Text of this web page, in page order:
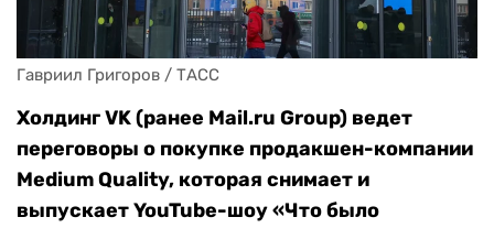
Гавриил Григоров / ТАСС
Холдинг VK (ранее Mail.ru Group) ведет
переговоры о покупке продакшен-компании
Medium Quality, которая снимает и
выпускает YouTube-шоу «Что было